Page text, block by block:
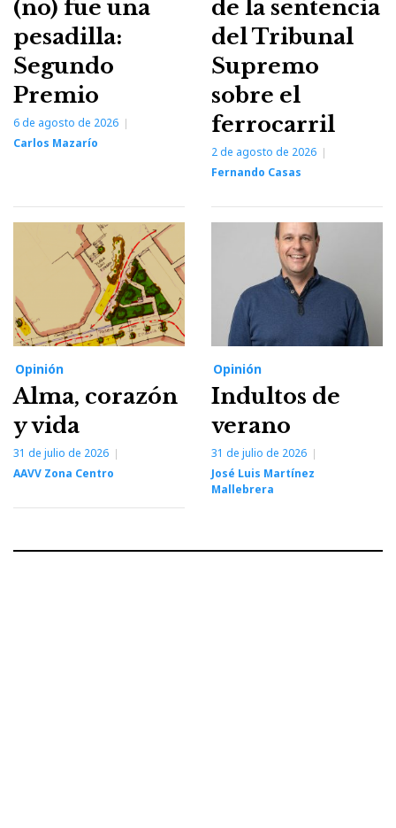
(no) fue una
pesadilla:
Segundo
Premio
6 de agosto de 2026
Carlos Mazarío
de la sentencia
del Tribunal
Supremo
sobre el
ferrocarril
2 de agosto de 2026
Fernando Casas
Opinión
Alma, corazón
y vida
31 de julio de 2026
AAVV Zona Centro
Opinión
Indultos de
verano
31 de julio de 2026
José Luis Martínez
Mallebrera